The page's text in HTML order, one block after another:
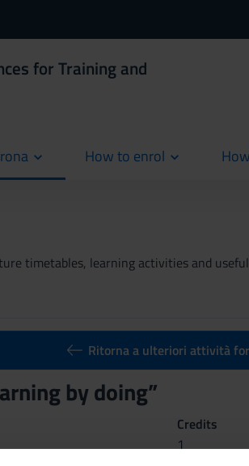
for Training and
How to enrol
timetables, learning activities and
Ritorna a ulteriori attività
by doing”
Credits
1